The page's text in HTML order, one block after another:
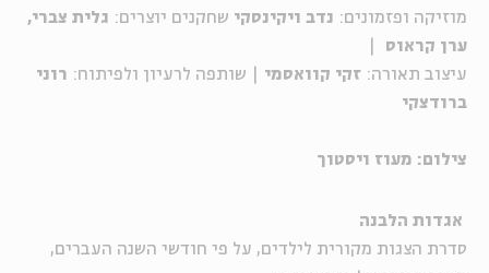
מוזיקה ופזמונים: נדב ויקינסקי שחקנים יוצרים: גלית צברי,
ערן קראוס
עיצוב תאורה: זקי קוואסמי | שותפה לרעיון ולפיתוח: רוני
ברודצקי
צילום: מעוז ויסטוך
אגדות הלבנה
סדרת הצגות מקורית לילדים, על פי חודשי השנה העברים,